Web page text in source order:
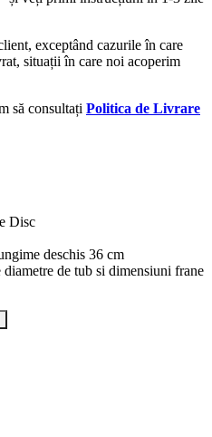
exceptând cazurile în care
situații în care noi acoperim
să consultați Politica de Livrare
Disc
deschis 36 cm
de tub si dimensiuni frane